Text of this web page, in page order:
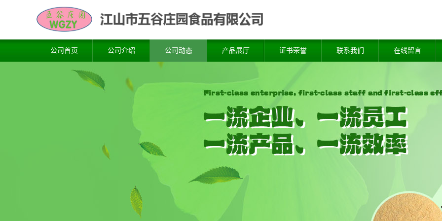
公司首页 公司介绍 公司动态 产品展厅 证书荣誉 联系我们 在线留言